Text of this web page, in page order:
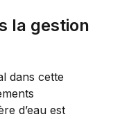
la gestion
dans cette
d’eau est